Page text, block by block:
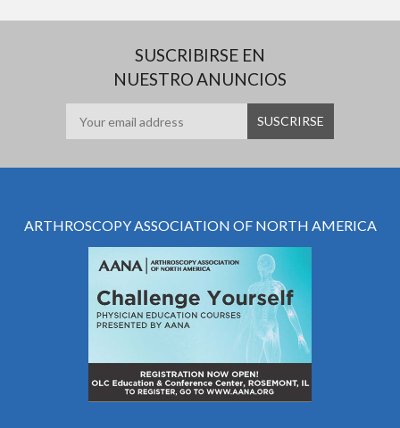
SUSCRIBIRSE EN
NUESTRO ANUNCIOS
ARTHROSCOPY ASSOCIATION OF NORTH AMERICA